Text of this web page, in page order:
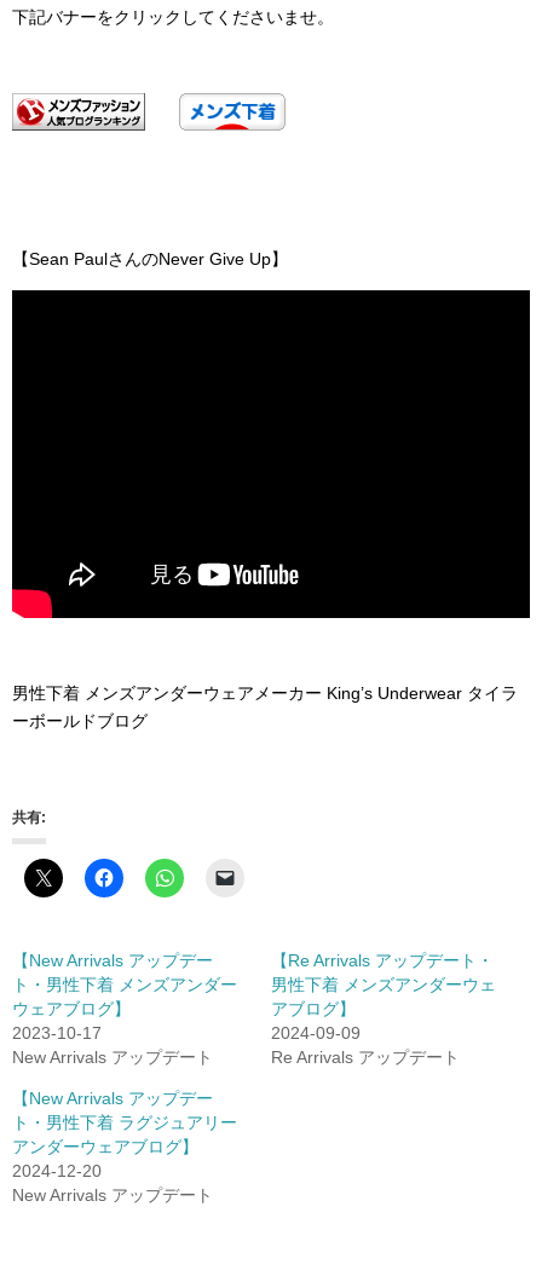
下記バナーをクリックしてくださいませ。
【Sean PaulさんのNever Give Up】
男性下着 メンズアンダーウェアメーカー King’s Underwear タイラ
ーボールドブログ
共有:
【New Arrivals アップデー
ト・男性下着 メンズアンダー
ウェアブログ】
2023-10-17
New Arrivals アップデート
【Re Arrivals アップデート・
男性下着 メンズアンダーウェ
アブログ】
2024-09-09
Re Arrivals アップデート
【New Arrivals アップデー
ト・男性下着 ラグジュアリー
アンダーウェアブログ】
2024-12-20
New Arrivals アップデート